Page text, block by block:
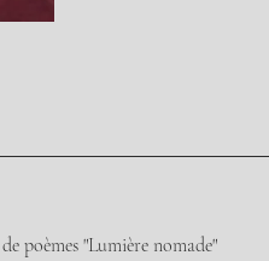
poèmes "Lumière nomade"